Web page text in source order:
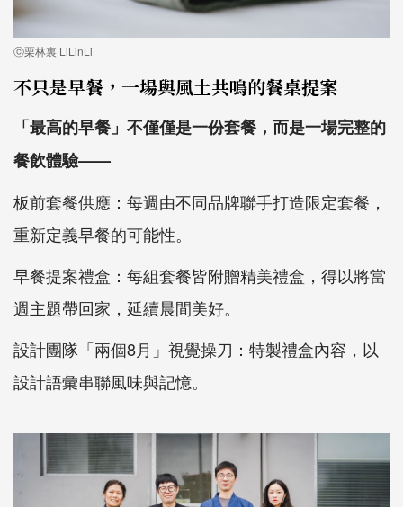
ⓒ栗林裏 LiLinLi
不只是早餐，一場與風土共鳴的餐桌提案
「最高的早餐」不僅僅是一份套餐，而是一場完整的
餐飲體驗——
板前套餐供應：每週由不同品牌聯手打造限定套餐，
重新定義早餐的可能性。
早餐提案禮盒：每組套餐皆附贈精美禮盒，得以將當
週主題帶回家，延續晨間美好。
設計團隊「兩個8月」視覺操刀：特製禮盒內容，以
設計語彙串聯風味與記憶。